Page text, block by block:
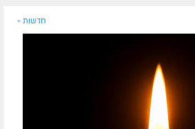
חדשות »